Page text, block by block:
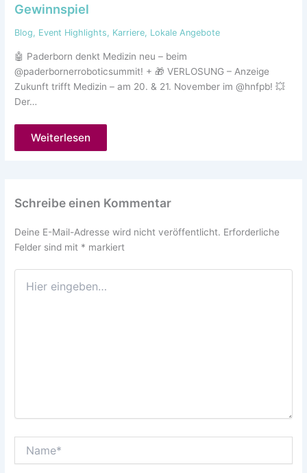
Gewinnspiel
Blog, Event Highlights, Karriere, Lokale Angebote
🤖 Paderborn denkt Medizin neu – beim
@paderbornerroboticsummit! + 🎁 VERLOSUNG – Anzeige
Zukunft trifft Medizin – am 20. & 21. November im @hnfpb! 💥
Der…
Weiterlesen
Schreibe einen Kommentar
Deine E-Mail-Adresse wird nicht veröffentlicht. Erforderliche
Felder sind mit * markiert
eingeben…